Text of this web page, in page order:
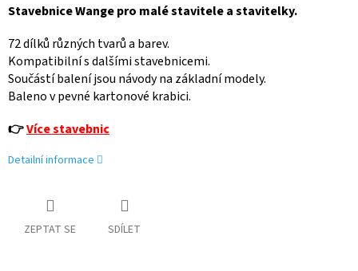
Stavebnice Wange pro malé stavitele a stavitelky.
72 dílků různých tvarů a barev.
Kompatibilní s dalšími stavebnicemi.
Součástí balení jsou návody na základní modely.
Baleno v pevné kartonové krabici.
👉Více stavebnic
Detailní informace
ZEPTAT SE SDÍLET